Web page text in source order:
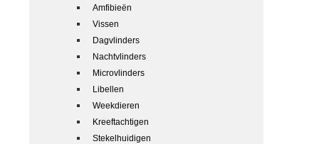
Amfibieën
Vissen
Dagvlinders
Nachtvlinders
Microvlinders
Libellen
Weekdieren
Kreeftachtigen
Stekelhuidigen